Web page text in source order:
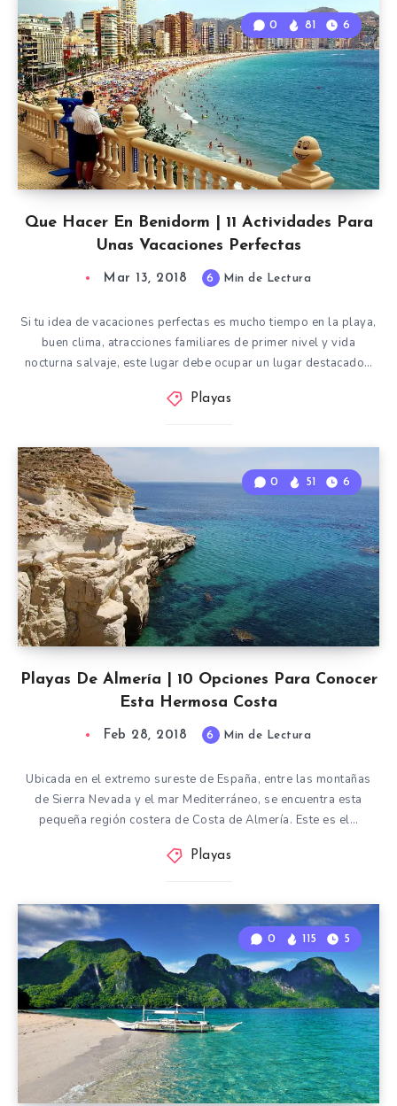
Que Hacer En Benidorm | 11 Actividades Para
Unas Vacaciones Perfectas
0 81 6
Mar 13, 2018 6 Min de Lectura
Si tu idea de vacaciones perfectas es mucho tiempo en la playa,
buen clima, atracciones familiares de primer nivel y vida
nocturna salvaje, este lugar debe ocupar un lugar destacado…
Playas
Playas De Almería | 10 Opciones Para Conocer
Esta Hermosa Costa
0 51 6
Feb 28, 2018 6 Min de Lectura
Ubicada en el extremo sureste de España, entre las montañas
de Sierra Nevada y el mar Mediterráneo, se encuentra esta
pequeña región costera de Costa de Almería. Este es el…
Playas
0 115 5